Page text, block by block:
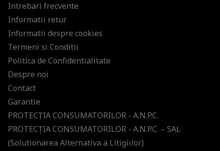
Intrebari frecvente
Informatii retur
Informatii despre cookies
Termeni si Conditii
Politica de Confidentialitate
Despre noi
Contact
Garantie
PROTECŢIA CONSUMATORILOR - A.N.P.C.
PROTECŢIA CONSUMATORILOR - A.N.P.C. – SAL
(Solutionarea Alternativa a Litigiilor)